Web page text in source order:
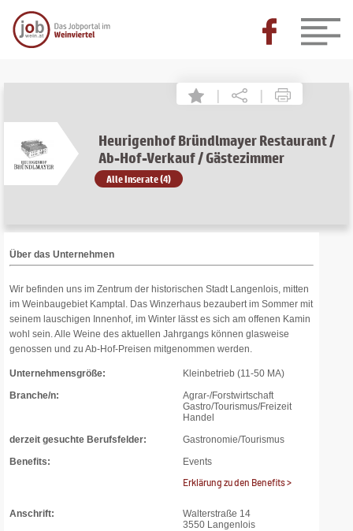
| |
Heurigenhof Bründlmayer Restaurant /
Ab-Hof-Verkauf / Gästezimmer
Alle Inserate (4)
Über das Unternehmen
Wir befinden uns im Zentrum der historischen Stadt Langenlois, mitten
im Weinbaugebiet Kamptal. Das Winzerhaus bezaubert im Sommer mit
seinem lauschigen Innenhof, im Winter lässt es sich am offenen Kamin
wohl sein. Alle Weine des aktuellen Jahrgangs können glasweise
genossen und zu Ab-Hof-Preisen mitgenommen werden.
Unternehmensgröße:
Kleinbetrieb (11-50 MA)
Branche/n:
Agrar-/Forstwirtschaft
Gastro/Tourismus/Freizeit
Handel
derzeit gesuchte Berufsfelder:
Gastronomie/Tourismus
Benefits:
Events
Erklärung zu den Benefits >
Anschrift:
Walterstraße 14
3550 Langenlois